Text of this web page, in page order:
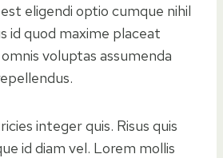
eligendi optio cumque nihil
id quod maxime placeat
voluptas assumenda
integer quis. Risus quis
id diam vel. Lorem mollis